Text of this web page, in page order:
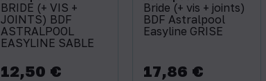
BRIDE (+ VIS +
JOINTS) BDF
ASTRALPOOL
EASYLINE SABLE
Prix
12,50 €
Bride (+ vis + joints)
BDF Astralpool
Easyline GRISE
Prix
17,86 €